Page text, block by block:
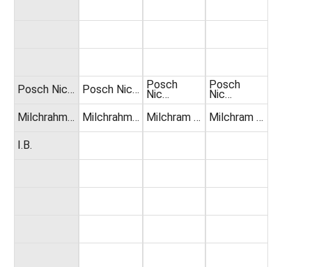
Posch Nic…
Milchrahm…
I.B.
Posch Nic…
Milchrahm…
Posch
Nic…
Milchram …
Posch
Nic…
Milchram …